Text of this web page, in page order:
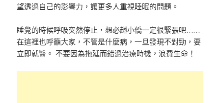
望透過自己的影響力，讓更多人重視睡眠的問題。
睡覺的時候呼吸突然停止，想必趙小僑一定很緊張吧……
在這裡也呼籲大家，不管是什麼病，一旦發現不對勁，要
立即就醫。 不要因為拖延而錯過治療時機，浪費生命！